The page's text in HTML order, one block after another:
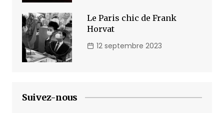
Le Paris chic de Frank
Horvat
12 septembre 2023
Suivez-nous